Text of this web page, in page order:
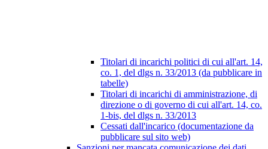
Titolari di incarichi politici di cui all'art. 14,
co. 1, del dlgs n. 33/2013 (da pubblicare in
tabelle)
Titolari di incarichi di amministrazione, di
direzione o di governo di cui all'art. 14, co.
1-bis, del dlgs n. 33/2013
Cessati dall'incarico (documentazione da
pubblicare sul sito web)